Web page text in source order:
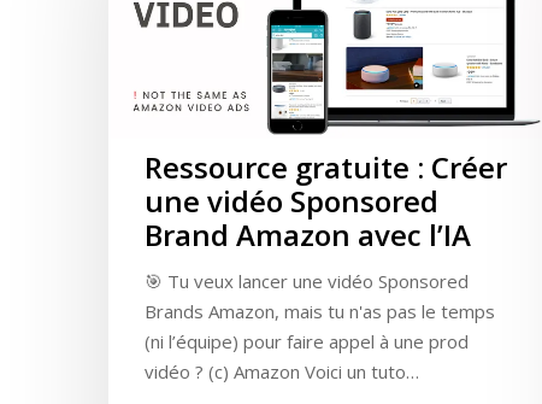
Hit enter to search or ESC to close
Ressource gratuite : Créer
une vidéo Sponsored
Brand Amazon avec l’IA
🎯 Tu veux lancer une vidéo Sponsored
Brands Amazon, mais tu n'as pas le temps
(ni l’équipe) pour faire appel à une prod
vidéo ? (c) Amazon Voici un tuto…